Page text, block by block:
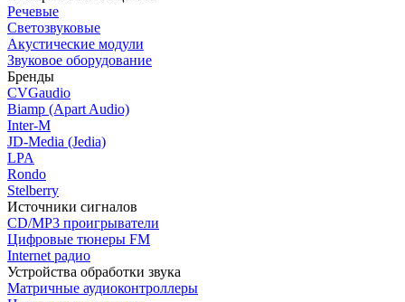
Речевые
Светозвуковые
Акустические модули
Звуковое оборудование
Бренды
CVGaudio
Biamp (Apart Audio)
Inter-M
JD-Media (Jedia)
LPA
Rondo
Stelberry
Источники сигналов
CD/MP3 проигрыватели
Цифровые тюнеры FM
Internet радио
Устройства обработки звука
Матричные аудиоконтроллеры